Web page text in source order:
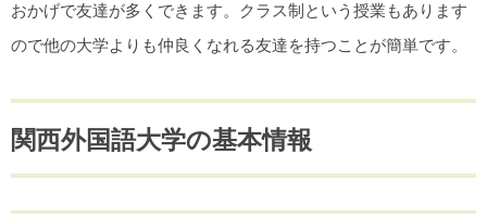
おかげで友達が多くできます。クラス制という授業もあります
ので他の大学よりも仲良くなれる友達を持つことが簡単です。
関西外国語大学の基本情報